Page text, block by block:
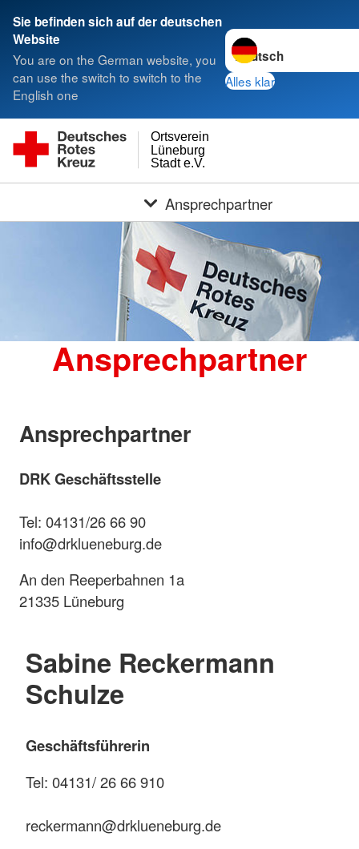
Sie befinden sich auf der deutschen
Website
You are on the German website, you
can use the switch to switch to the
English one
Sprache wechseln zu
Alles klar
Stadt e.V.
Lüneburg
Ortsverein
Ansprechpartner
Ansprechpartner
Ansprechpartner
DRK Geschäftsstelle
Tel: 04131/26 66 90
info@drklueneburg.de
An den Reeperbahnen 1a
21335 Lüneburg
Sabine Reckermann
Schulze
Geschäftsführerin
Tel: 04131/ 26 66 910
reckermann@drklueneburg.de